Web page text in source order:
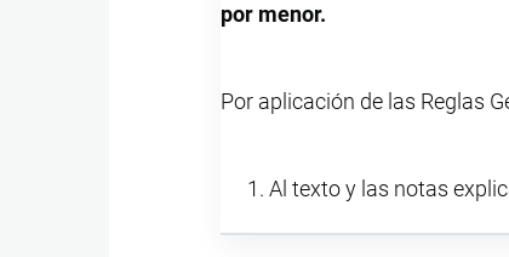
por menor.
Por aplicación de las Reglas
Al texto y las notas